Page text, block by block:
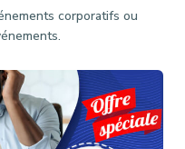
corporatifs ou